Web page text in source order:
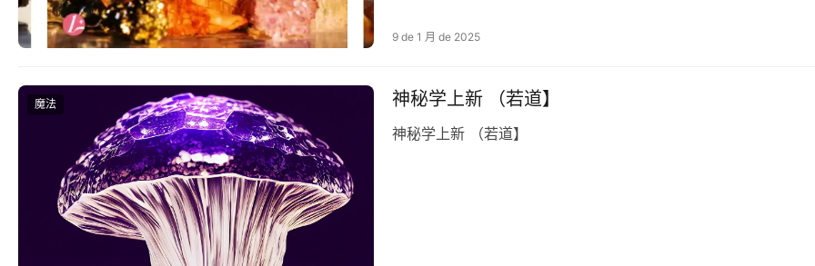
9 de 1 月 de 2025
魔法 神秘学上新 （若道】
神秘学上新 （若道】